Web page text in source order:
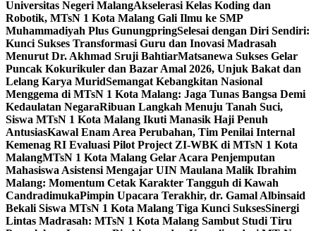
Universitas Negeri MalangAkselerasi Kelas Koding dan
Robotik, MTsN 1 Kota Malang Gali Ilmu ke SMP
Muhammadiyah Plus GunungpringSelesai dengan Diri Sendiri:
Kunci Sukses Transformasi Guru dan Inovasi Madrasah
Menurut Dr. Akhmad Sruji BahtiarMatsanewa Sukses Gelar
Puncak Kokurikuler dan Bazar Amal 2026, Unjuk Bakat dan
Lelang Karya MuridSemangat Kebangkitan Nasional
Menggema di MTsN 1 Kota Malang: Jaga Tunas Bangsa Demi
Kedaulatan NegaraRibuan Langkah Menuju Tanah Suci,
Siswa MTsN 1 Kota Malang Ikuti Manasik Haji Penuh
AntusiasKawal Enam Area Perubahan, Tim Penilai Internal
Kemenag RI Evaluasi Pilot Project ZI-WBK di MTsN 1 Kota
MalangMTsN 1 Kota Malang Gelar Acara Penjemputan
Mahasiswa Asistensi Mengajar UIN Maulana Malik Ibrahim
Malang: Momentum Cetak Karakter Tangguh di Kawah
CandradimukaPimpin Upacara Terakhir, dr. Gamal Albinsaid
Bekali Siswa MTsN 1 Kota Malang Tiga Kunci SuksesSinergi
Lintas Madrasah: MTsN 1 Kota Malang Sambut Studi Tiru